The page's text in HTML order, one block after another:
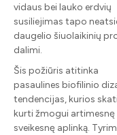
vidaus bei lauko erdvių
susiliejimas tapo
daugelio šiuolaikinių
dalimi.
Šis požiūris atitinka
pasaulines biofilinio
tendencijas, kurios
kurti žmogui artimesnę
sveikesnę aplinką.